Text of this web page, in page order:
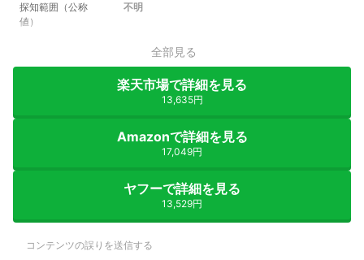
探知範囲（公称
値）
不明
全部見る
楽天市場で詳細を見る
13,635円
Amazonで詳細を見る
17,049円
ヤフーで詳細を見る
13,529円
コンテンツの誤りを送信する